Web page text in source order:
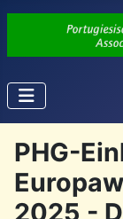
PHG-
2025 -